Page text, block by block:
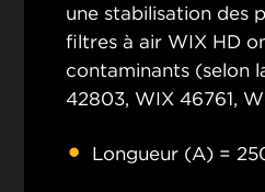
une stabilisation des
filtres à air WIX HD
contaminants (selon
42803, WIX 46761,
Longueur (A) =